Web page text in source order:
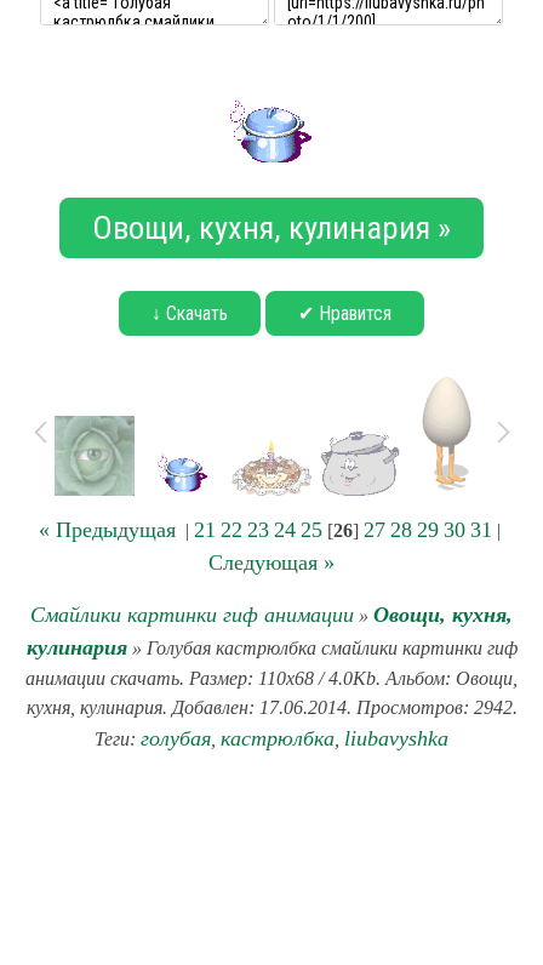
Овощи, кухня, кулинария »
↓ Скачать ✔ Нравится
« Предыдущая| 21 22 23 24 25[26] 27 28 29 30 31 |
Следующая »
Смайлики картинки гиф анимации » Овощи, кухня,
кулинария» Голубая кастрюлбка смайлики картинки гиф
анимации скачать. Размер: 110x68 / 4.0Kb. Альбом: Овощи,
кухня, кулинария. Добавлен: 17.06.2014. Просмотров: 2942.
Теги: голубая кастрюлбка liubavyshka